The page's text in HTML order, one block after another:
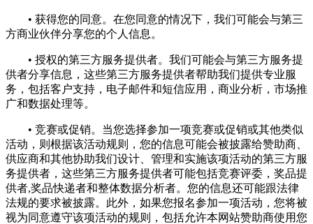
• 获得您的同意。在您同意的情况下，我们可能会与第三
方商业伙伴分享您的个人信息。
• 授权的第三方服务提供者。我们可能会与第三方服务提
供者分享信息，这些第三方服务提供者帮助我们提供专业服
务，包括客户支持，电子邮件和短信应用，商业分析，市场推
广和数据处理等。
• 竞赛或促销。当您选择参加一项竞赛或促销或其他类似
活动，则根据该活动规则，您的信息可能会被披露给赞助商、
供应商和其他协助我们设计、管理和实施该项活动的第三方服
务提供者，这些第三方服务提供者可能包括竞赛评委，奖品提
供者,奖品快递者和整体数据分析者。您的信息还可能跟法律
法规的要求被披露。此外，如果您报名参加一项活动，您将被
视为同意遵守该项活动的规则，包括允许本网站赞助商使用您